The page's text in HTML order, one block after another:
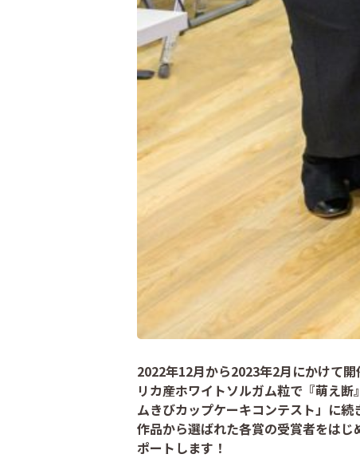
2022年12月から2023年2月にかけて
リカ産ホワイトソルガム粒で『萌え
ムきびカップケーキコンテスト」に
作品から選ばれた各賞の受賞者をは
ポートします！